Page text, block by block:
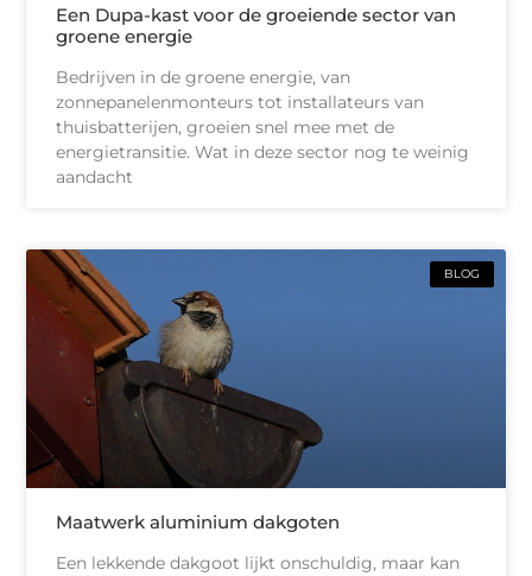
Een Dupa-kast voor de groeiende sector van
groene energie
Bedrijven in de groene energie, van
zonnepanelenmonteurs tot installateurs van
thuisbatterijen, groeien snel mee met de
energietransitie. Wat in deze sector nog te weinig
aandacht
BLOG
Maatwerk aluminium dakgoten
Een lekkende dakgoot lijkt onschuldig, maar kan